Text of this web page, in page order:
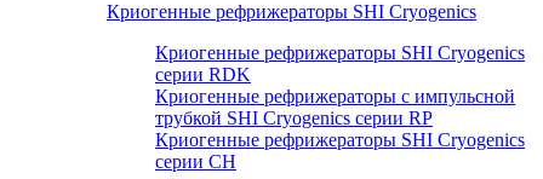
Криогенные рефрижераторы SHI Cryogenics
Криогенные рефрижераторы SHI Cryogenics
серии RDK
Криогенные рефрижераторы с импульсной
трубкой SHI Cryogenics серии RP
Криогенные рефрижераторы SHI Cryogenics
серии CH